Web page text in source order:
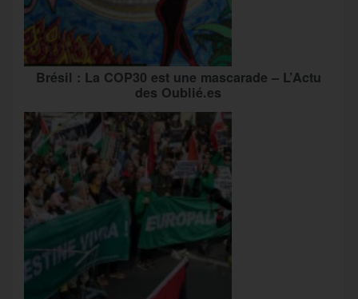
Brésil : La COP30 est une mascarade – L’Actu
des Oublié.es